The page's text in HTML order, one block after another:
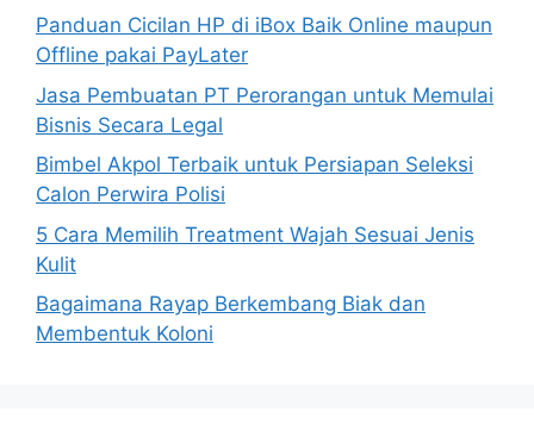
Panduan Cicilan HP di iBox Baik Online maupun
Offline pakai PayLater
Jasa Pembuatan PT Perorangan untuk Memulai
Bisnis Secara Legal
Bimbel Akpol Terbaik untuk Persiapan Seleksi
Calon Perwira Polisi
5 Cara Memilih Treatment Wajah Sesuai Jenis
Kulit
Bagaimana Rayap Berkembang Biak dan
Membentuk Koloni